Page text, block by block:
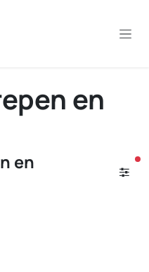
en
en